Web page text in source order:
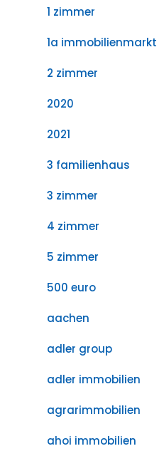
1 zimmer
1a immobilienmarkt
2 zimmer
2020
2021
3 familienhaus
3 zimmer
4 zimmer
5 zimmer
500 euro
aachen
adler group
adler immobilien
agrarimmobilien
ahoi immobilien